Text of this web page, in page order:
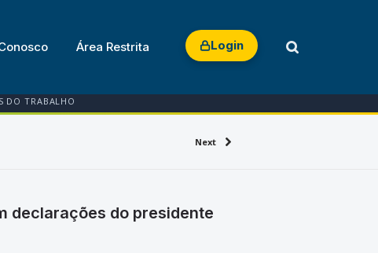
Área Restrita Login
DO TRABALHO
Next
declarações do presidente